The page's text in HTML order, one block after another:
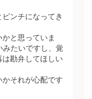
ンチになってき
と思っていま
みたいですし、覚
勘弁してほしい
かそれが心配です